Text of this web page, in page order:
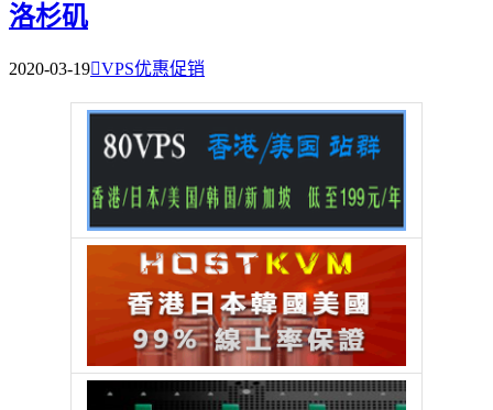
洛杉矶
2020-03-19VPS优惠促销